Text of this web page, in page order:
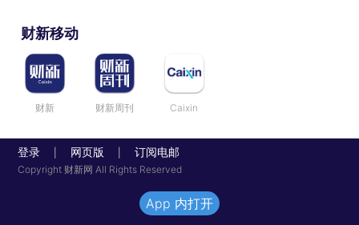
财新移动
财新 财新周刊 Caixin
登录 网页版 订阅电邮
Copyright 财新网 All Rights Reserved
App 内打开